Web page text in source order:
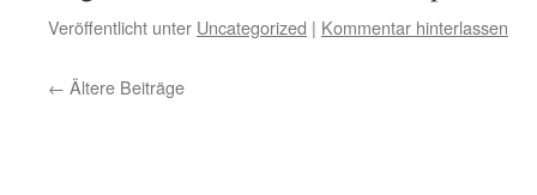
Veröffentlicht unter Uncategorized | Kommentar hinterlassen
← Ältere Beiträge